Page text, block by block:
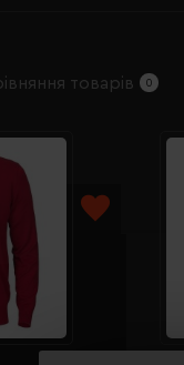
товарів 0